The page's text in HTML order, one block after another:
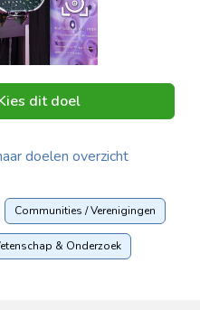
dit doel
doelen overzicht
Communities / Verenigingen
& Onderzoek